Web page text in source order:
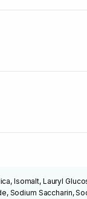
Isomalt, Lauryl
Sodium Saccharin,